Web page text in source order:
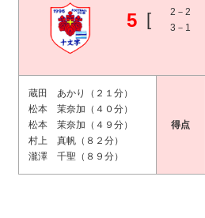
5 [
2－2
3－1
蔵田 あかり（２１分）
松本 茉奈加（４０分）
松本 茉奈加（４９分）
村上 真帆（８２分）
瀧澤 千聖（８９分）
得点